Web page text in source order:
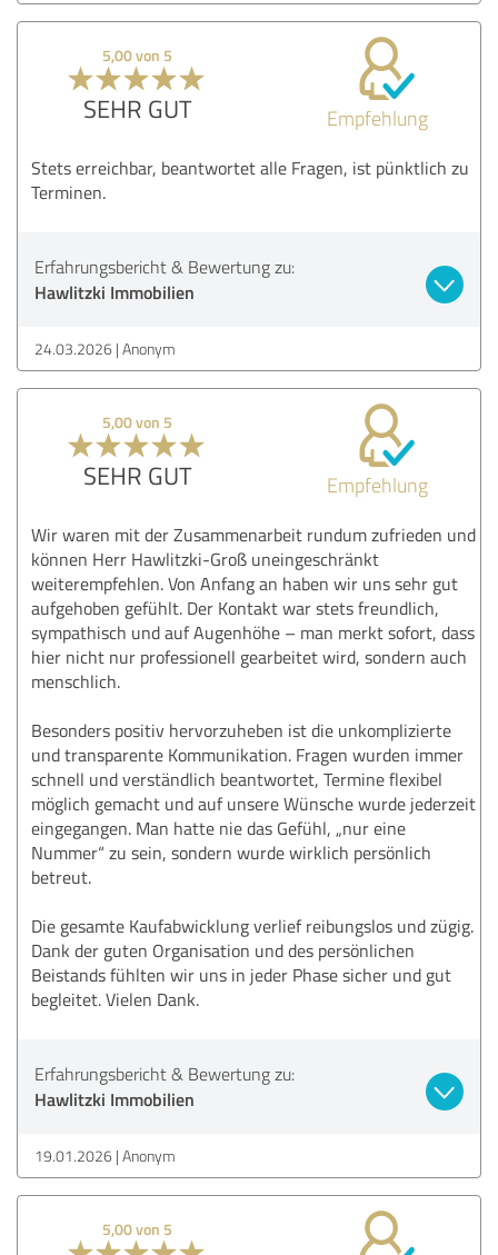
5,00 von 5
SEHR GUT Empfehlung
Stets erreichbar, beantwortet alle Fragen, ist pünktlich zu
Terminen.
Erfahrungsbericht & Bewertung zu:
Hawlitzki Immobilien
24.03.2026 Anonym
5,00 von 5
SEHR GUT Empfehlung
Wir waren mit der Zusammenarbeit rundum zufrieden und
können Herr Hawlitzki-Groß uneingeschränkt
weiterempfehlen. Von Anfang an haben wir uns sehr gut
aufgehoben gefühlt. Der Kontakt war stets freundlich,
sympathisch und auf Augenhöhe – man merkt sofort, dass
hier nicht nur professionell gearbeitet wird, sondern auch
menschlich.
Besonders positiv hervorzuheben ist die unkomplizierte
und transparente Kommunikation. Fragen wurden immer
schnell und verständlich beantwortet, Termine flexibel
möglich gemacht und auf unsere Wünsche wurde jederzeit
eingegangen. Man hatte nie das Gefühl, „nur eine
Nummer“ zu sein, sondern wurde wirklich persönlich
betreut.
Die gesamte Kaufabwicklung verlief reibungslos und zügig.
Dank der guten Organisation und des persönlichen
Beistands fühlten wir uns in jeder Phase sicher und gut
begleitet. Vielen Dank.
Erfahrungsbericht & Bewertung zu:
Hawlitzki Immobilien
19.01.2026 Anonym
5,00 von 5